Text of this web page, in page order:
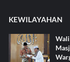
KEWILAYAHAN
Wali